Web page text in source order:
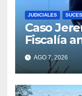
JUDICIALES
Caso
Fiscalía
contra la
crimen y
jurados
AGO 7, 2026